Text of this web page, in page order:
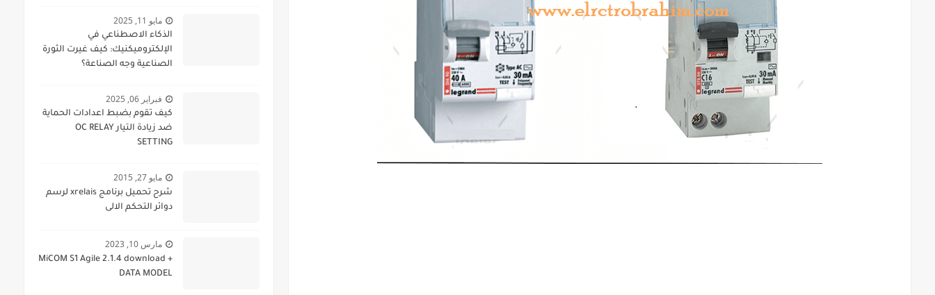
مايو 11, 2025
الذكاء الاصطناعي في
الإلكتروميكنيك: كيف غيرت الثورة
الصناعية وجه الصناعة؟
فبراير 06, 2025
كيف تقوم بضبط اعدادات الحماية
ضد زيادة التيار OC RELAY
SETTING
مايو 27, 2015
شرح تحميل برنامج xrelais لرسم
دوائر التحكم الالى
مارس 10, 2023
MiCOM S1 Agile 2.1.4 download +
DATA MODEL